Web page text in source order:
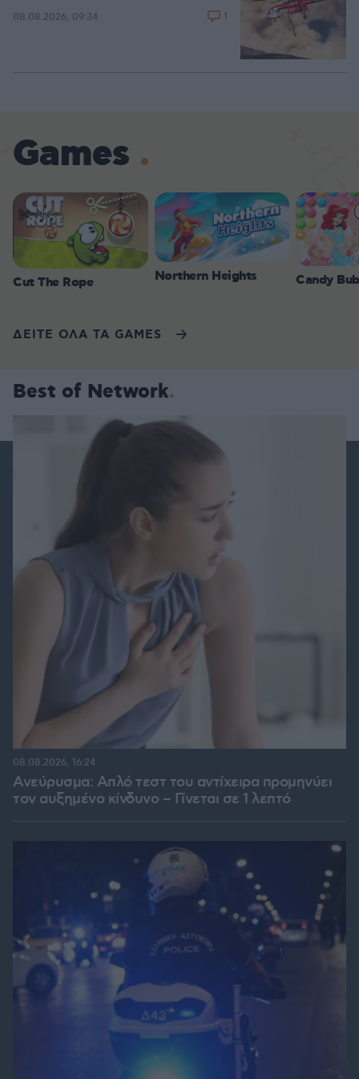
08.08.2026, 09:34 1
Games
Cut The Rope Northern Heights Candy
ΔΕΙΤΕ ΟΛΑ ΤΑ GAMES
Best of Network
Ανεύρυσμα: Απλό τεστ του αντίχειρα προμηνύει
τον αυξημένο κίνδυνο – Γίνεται σε 1 λεπτό
08.08.2026, 16:24